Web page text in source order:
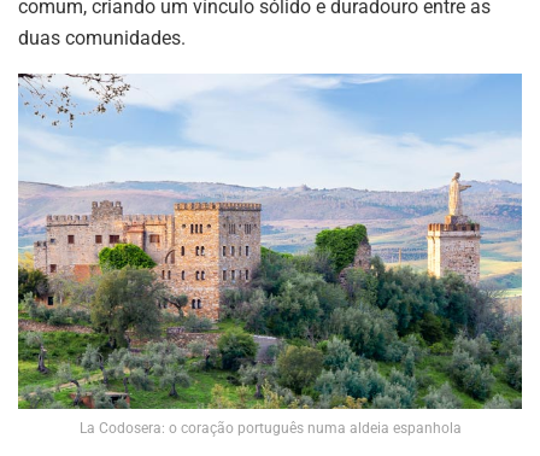
comum, criando um vínculo sólido e duradouro entre as
duas comunidades.
La Codosera: o coração português numa aldeia espanhola